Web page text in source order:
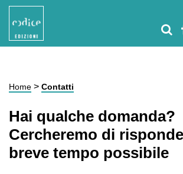
Home > Contatti
Hai qualche domanda?
Cercheremo di
breve tempo possibile